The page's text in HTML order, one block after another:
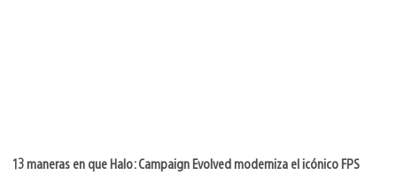
13 maneras en que Halo: Campaign Evolved moderniza el icónico FPS